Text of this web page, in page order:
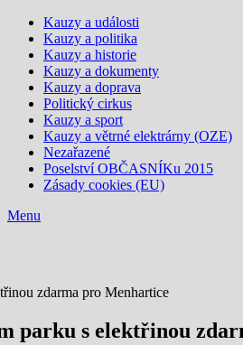
Kauzy a události
Kauzy a politika
Kauzy a historie
Kauzy a dokumenty
Kauzy a doprava
Politický cirkus
Kauzy a sport
Kauzy a větrné elektrárny (OZE)
Nezařazené
Poselství OBČASNÍKu 2015
Zásady cookies (EU)
Menu
zdarma pro Menhartice
parku s elektřinou